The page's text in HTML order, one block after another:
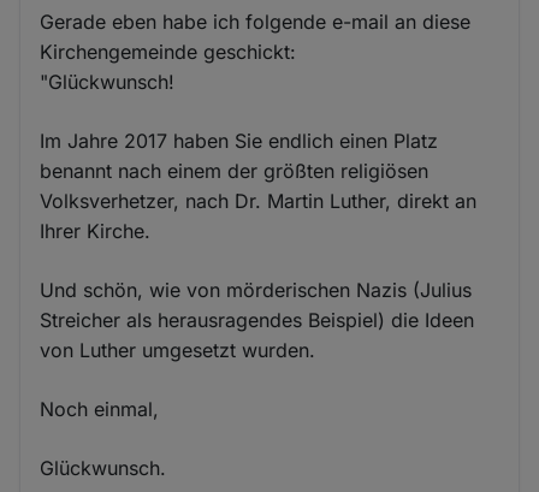
Gerade eben habe ich folgende e-mail an diese
Kirchengemeinde geschickt:
"Glückwunsch!
Im Jahre 2017 haben Sie endlich einen Platz
benannt nach einem der größten religiösen
Volksverhetzer, nach Dr. Martin Luther, direkt an
Ihrer Kirche.
Und schön, wie von mörderischen Nazis (Julius
Streicher als herausragendes Beispiel) die Ideen
von Luther umgesetzt wurden.
Noch einmal,
Glückwunsch.